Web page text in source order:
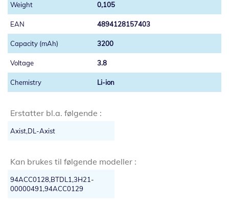
0,105
4894128157403
3200
3.8
Li-ion
Erstatter bl.a. følgende :
Axist,DL-Axist
Kan brukes til følgende modeller :
94ACC0128,BTDL1,3H21-
00000491,94ACC0129